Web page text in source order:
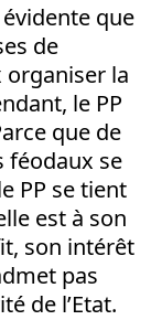
évidente que
de
la
le PP
que de
féodaux se
PP se tient
est à son
son intérêt
pas
de l’Etat.